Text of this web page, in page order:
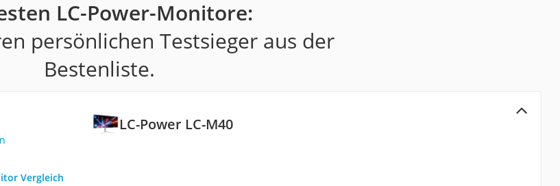
LC-Power-Monitore:
persönlichen Testsieger aus der
Bestenliste.
‎LC-Power LC-M40
Vergleich